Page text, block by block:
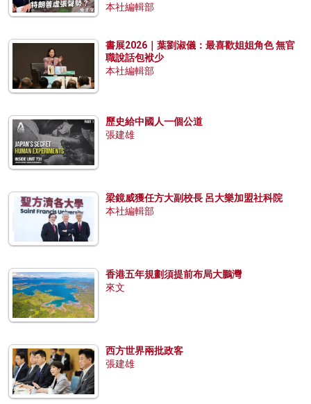
本社編輯部
書展2026｜葉劉淑儀：最喜歡姐姐角色 無官
職說話包袱少
本社編輯部
歷史給中國人一個公道
張建雄
梁鏡威獲任方大副校長 呂大樂加盟社科院
本社編輯部
香港五年規劃須提前布局大鵬灣
來文
西方世界兩批政客
張建雄